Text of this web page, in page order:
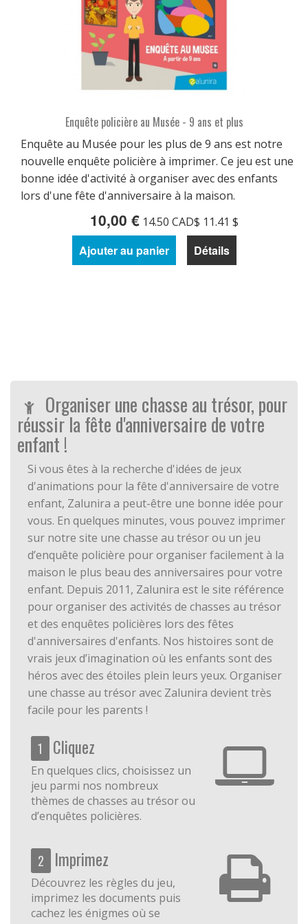
Enquête policière au Musée - 9 ans et plus
Enquête au Musée pour les plus de 9 ans est notre
nouvelle enquête policière à imprimer. Ce jeu est une
bonne idée d'activité à organiser avec des enfants
lors d'une fête d'anniversaire à la maison.
10,00 € 14.50 CAD$ 11.41 $
Ajouter au panier Détails
Organiser une chasse au trésor, pour
réussir la fête d'anniversaire de votre
enfant !
Si vous êtes à la recherche d'idées de jeux
d'animations pour la fête d'anniversaire de votre
enfant, Zalunira a peut-être une bonne idée pour
vous. En quelques minutes, vous pouvez imprimer
sur notre site une chasse au trésor ou un jeu
d’enquête policière pour organiser facilement à la
maison le plus beau des anniversaires pour votre
enfant. Depuis 2011, Zalunira est le site référence
pour organiser des activités de chasses au trésor
et des enquêtes policières lors des fêtes
d'anniversaires d'enfants. Nos histoires sont de
vrais jeux d’imagination où les enfants sont des
héros avec des étoiles plein leurs yeux. Organiser
une chasse au trésor avec Zalunira devient très
facile pour les parents !
1 Cliquez
En quelques clics, choisissez un
jeu parmi nos nombreux
thèmes de chasses au trésor ou
d’enquêtes policières.
2 Imprimez
Découvrez les règles du jeu,
imprimez les documents puis
cachez les énigmes où se